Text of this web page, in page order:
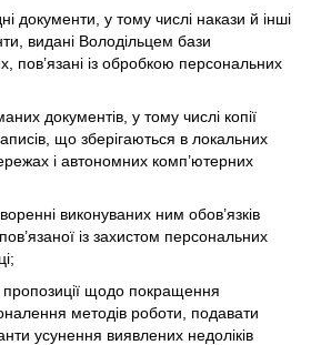
документи, у тому числі накази й інші
видані Володільцем бази
пов’язані із обробкою персональних
документів, у тому числі копії
що зберігаються в локальних
і автономних комп’ютерних
виконуваних ним обов’язків
із захистом персональних
пропозиції щодо покращення
методів роботи, подавати
усунення виявлених недоліків